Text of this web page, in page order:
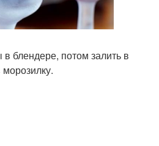
блендере, потом залить в